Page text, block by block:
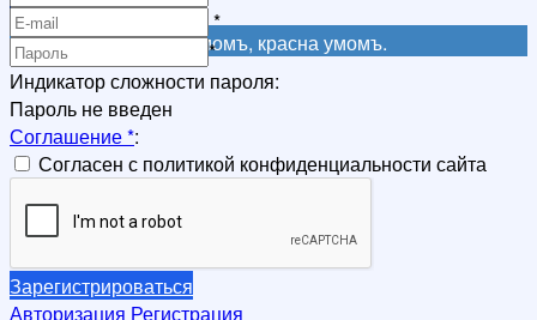
Регистрация
Не красна книга письмомъ, красна умомъ.
*
*
Индикатор сложности пароля:
Пароль не введен
Соглашение*:
Согласен с политикой конфиденциальности сайта
Зарегистрироваться
Авторизация Регистрация